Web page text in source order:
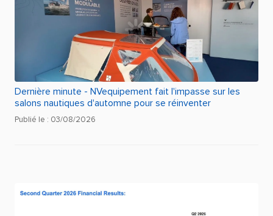
Kamera für Kartenplotter Rückfahr
Solarpanele auf Coupe Dach (2x)
Humphree Lightning Comfort (Auto Trim, Pitch Control &
Dernière minute - NVequipement fait l'impasse sur les
salons nautiques d'automne pour se réinventer
Publié le : 03/08/2026